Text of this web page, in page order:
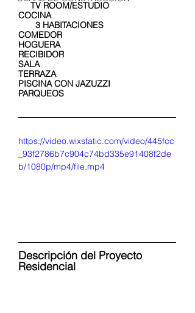
     TV ROOM/ESTUDIO
COCINA
       3 HABITACIONES
COMEDOR
HOGUERA
RECIBIDOR
SALA
TERRAZA
PISCINA CON JAZUZZI
PARQUEOS
https://video.wixstatic.com/video/445fcc
_93f2786b7c904c74bd335e91408f2de
b/1080p/mp4/file.mp4
Descripción del Proyecto
Residencial